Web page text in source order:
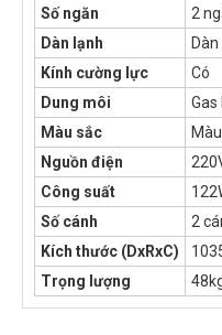
Số ngăn
2
Dàn lạnh
Kính cường lực
Có
Dung môi
Gas
Màu sắc
Nguồn điện
Công suất
Số cánh
2
Kích thước (DxRxC)
Trọng lượng